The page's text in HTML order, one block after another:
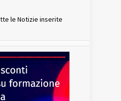
le Notizie inserite